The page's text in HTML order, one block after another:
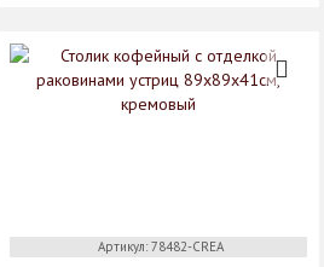
Артикул: 78482-CREA